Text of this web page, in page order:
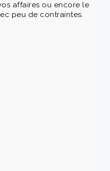
affaires ou encore le
peu de contraintes.